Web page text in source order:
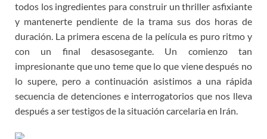
todos los ingredientes para construir un thriller asfixiante
y mantenerte pendiente de la trama sus dos horas de
duración. La primera escena de la película es puro ritmo y
con un final desasosegante. Un comienzo tan
impresionante que uno teme que lo que viene después no
lo supere, pero a continuación asistimos a una rápida
secuencia de detenciones e interrogatorios que nos lleva
después a ser testigos de la situación carcelaria en Irán.